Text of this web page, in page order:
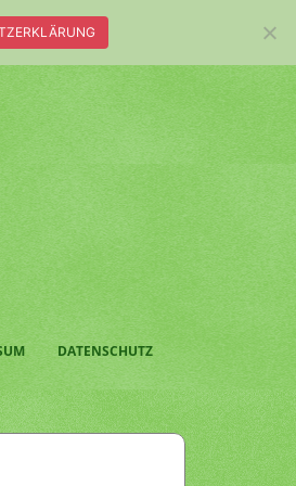
DATENSCHUTZ